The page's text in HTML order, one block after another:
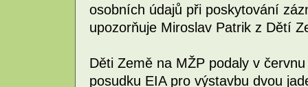
osobních údajů při poskytování
upozorňuje Miroslav Patrik z Dětí
Děti Země na MŽP podaly v
posudku EIA pro výstavbu dvou